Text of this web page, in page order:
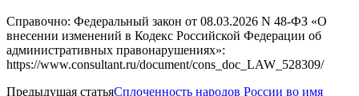
Справочно: Федеральный закон от 08.03.2026 N 48-ФЗ «О
внесении изменений в Кодекс Российской Федерации об
административных правонарушениях»:
https://www.consultant.ru/document/cons_doc_LAW_528309/
Предыдущая статьяСплоченность народов России во имя